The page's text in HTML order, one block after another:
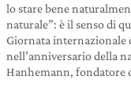
lo stare bene
naturale”: è il senso di
Giornata internazionale
nell’anniversario della
Hanhemann, fondatore